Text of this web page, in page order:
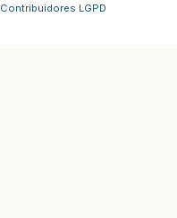
Contribuidores LGPD